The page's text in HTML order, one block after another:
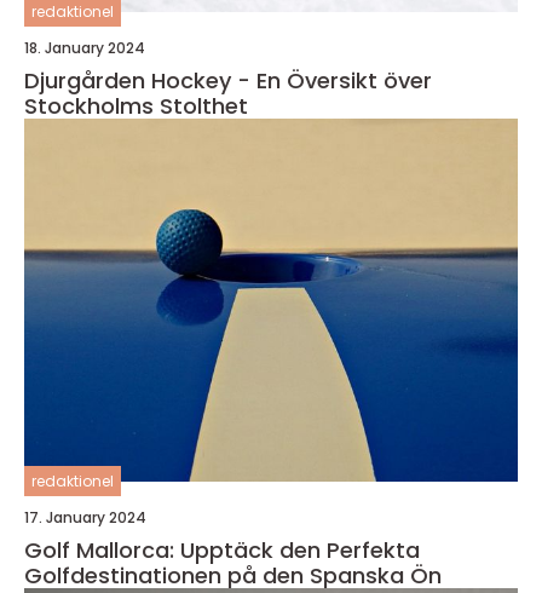
redaktionel
18. January 2024
Djurgården Hockey - En Översikt över
Stockholms Stolthet
redaktionel
17. January 2024
Golf Mallorca: Upptäck den Perfekta
Golfdestinationen på den Spanska Ön